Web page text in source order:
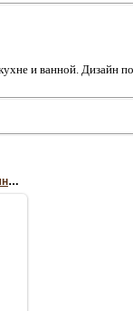
и ванной. Дизайн
Подиум в ванной комнате